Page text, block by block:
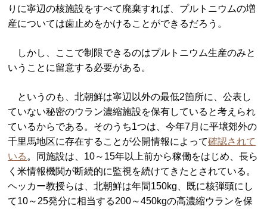
りに寧辺の核施設をすべて廃棄すれば、プルトニウムの増
産については歯止めをかけることができるだろう。
しかし、ここで制限できるのはプルトニウム生産のみと
いうことに留意する必要がある。
というのも、北朝鮮は寧辺以外の最低2箇所に、公表し
ていない秘密のウラン濃縮施設を保有していると考えられ
ているからである。そのうち1つは、今年7月に平壌郊外の
千里馬地区に存在することが公開情報によって確認されて
いる 。同施設は、10～15年以上前から稼働をはじめ、長ら
く米情報機関が断続的に監視を続けてきたとされている。
ヘッカー教授らは、北朝鮮は年間150kg、既に核弾頭にし
て10～25発分に相当する200～450kgの高濃縮ウランを保